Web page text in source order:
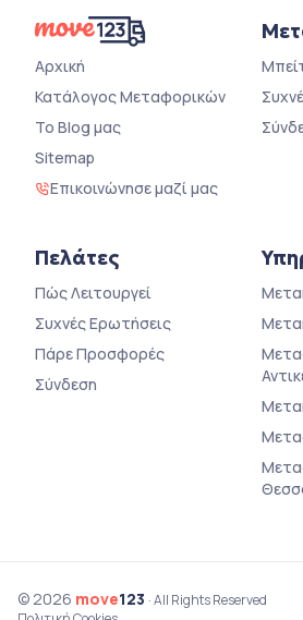
Αρχική
Κατάλογος Μεταφορικών
Το Blog μας
Sitemap
Επικοινώνησε μαζί μας
Πελάτες
Πώς Λειτουργεί
Συχνές Ερωτήσεις
Πάρε Προσφορές
Σύνδεση
© 2026 move123 · All Rights Reserved